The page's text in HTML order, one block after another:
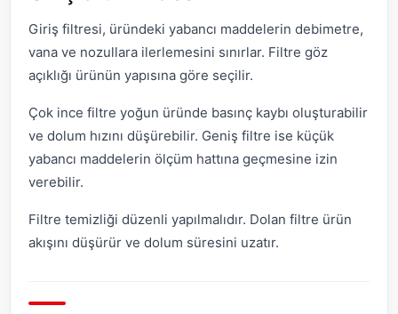
Giriş filtresi, üründeki yabancı maddelerin debimetre,
vana ve nozullara ilerlemesini sınırlar. Filtre göz
açıklığı ürünün yapısına göre seçilir.
Çok ince filtre yoğun üründe basınç kaybı oluşturabilir
ve dolum hızını düşürebilir. Geniş filtre ise küçük
yabancı maddelerin ölçüm hattına geçmesine izin
verebilir.
Filtre temizliği düzenli yapılmalıdır. Dolan filtre ürün
akışını düşürür ve dolum süresini uzatır.